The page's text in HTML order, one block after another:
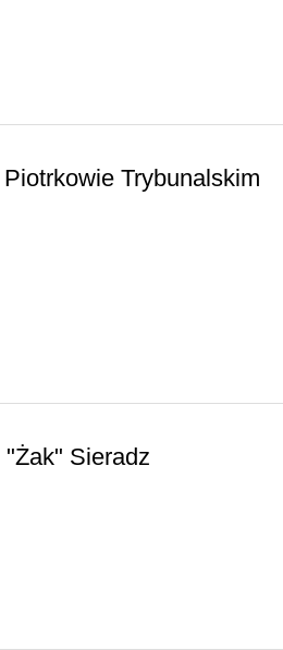
Trybunalskim
"Żak" Sieradz